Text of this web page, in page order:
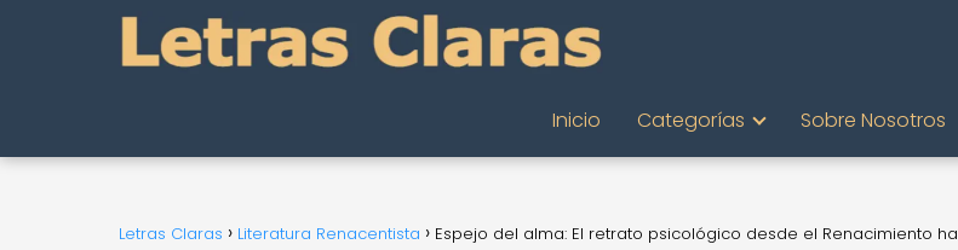
Inicio Categorías Sobre Nosotros
Letras Claras Literatura Renacentista Espejo del alma: El retrato psicológico desde el Renacimiento